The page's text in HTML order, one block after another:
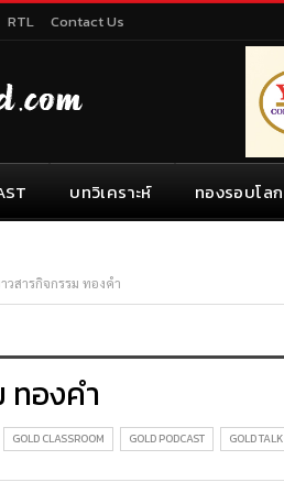
RTL Contact Us
บทวิเคราะห์ ทองรอบโลก
วสารกิจกรรม ทองคำ
ทองคำ
GOLD CLASSROOM GOLD PODCAST GOLD TALK